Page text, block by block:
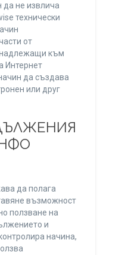
не извлича
технически
от
към
Интернет
да създава
или друг
да полага
възможност
ползване на
и
начина,